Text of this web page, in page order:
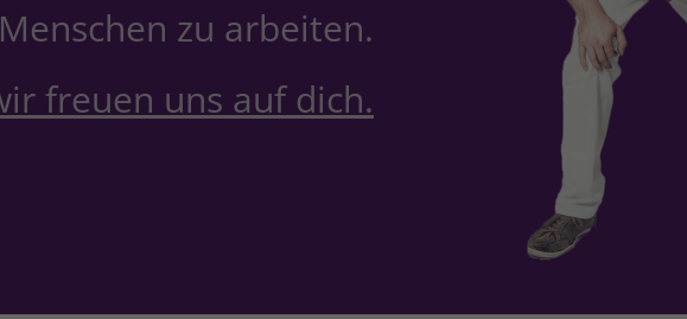
zu arbeiten.
freuen uns auf dich.